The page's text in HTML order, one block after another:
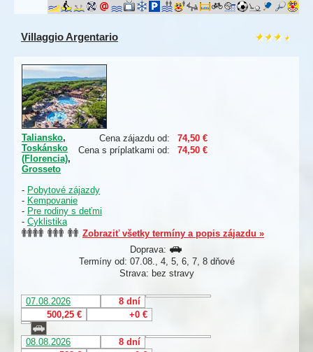
Villaggio Argentario
Cena zájazdu od:
74,50 €
Cena s príplatkami od:
74,50 €
Taliansko,
Toskánsko
(Florencia),
Grosseto
- Pobytové zájazdy
- Kempovanie
- Pre rodiny s deťmi
- Cyklistika
Zobraziť všetky termíny a popis zájazdu »
Doprava:
Termíny od: 07.08., 4, 5, 6, 7, 8 dňové
Strava: bez stravy
07.08.2026
8 dní
500,25 €
+0 €
08.08.2026
8 dní